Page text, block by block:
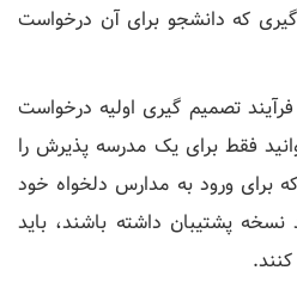
که دانشجو برای آن درخواست
تصمیم گیری اولیه درخواست
فقط برای یک مدرسه پذیرش را
برای ورود به مدارس دلخواه خود
پشتیبان داشته باشند، باید